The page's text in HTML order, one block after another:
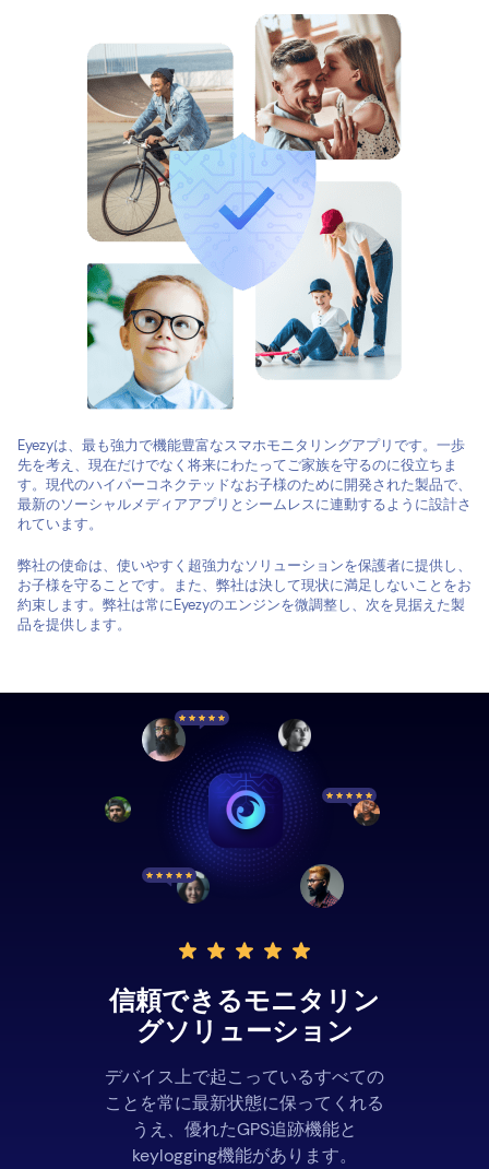
Eyezyは、最も強力で機能豊富なスマホモニタリングアプリです。一歩
先を考え、現在だけでなく将来にわたってご家族を守るのに役立ちま
す。現代のハイパーコネクテッドなお子様のために開発された製品で、
最新のソーシャルメディアアプリとシームレスに連動するように設計さ
れています。
弊社の使命は、使いやすく超強力なソリューションを保護者に提供し、
お子様を守ることです。また、弊社は決して現状に満足しないことをお
約束します。弊社は常にEyezyのエンジンを微調整し、次を見据えた製
品を提供します。
信頼できるモニタリン
グソリューション
デバイス上で起こっているすべての
ことを常に最新状態に保ってくれる
うえ、優れたGPS追跡機能と
keylogging機能があります。